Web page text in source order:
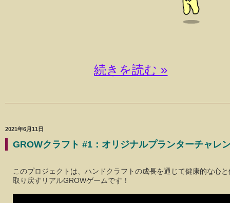
続きを読む »
2021年6月11日
GROWクラフト #1：オリジナルプランターチャレ
このプロジェクトは、ハンドクラフトの成長を通じて健康的な心
取り戻すリアルGROWゲームです！